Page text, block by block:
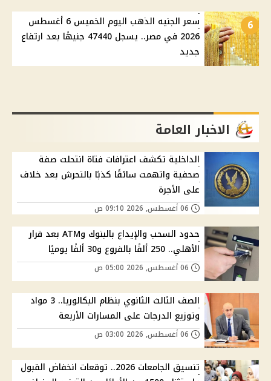
6
سعر الجنيه الذهب اليوم الخميس 6 أغسطس
2026 في مصر.. يسجل 47440 جنيهًا بعد ارتفاع
جديد
الاخبار العامة
الداخلية تكشف اعترافات فتاة انتحلت صفة
صحفية واتهمت سائقًا كذبًا بالتحرش بعد خلاف
على الأجرة
حدود السحب والإيداع بالبنوك وATM بعد قرار
الأهلي.. 250 ألفًا بالفروع و30 ألفًا يوميًا
الصف الثالث الثانوي بنظام البكالوريا.. 3 مواد
وتوزيع الدرجات على المسارات الأربعة
تنسيق الجامعات 2026.. توقعات انخفاض القبول